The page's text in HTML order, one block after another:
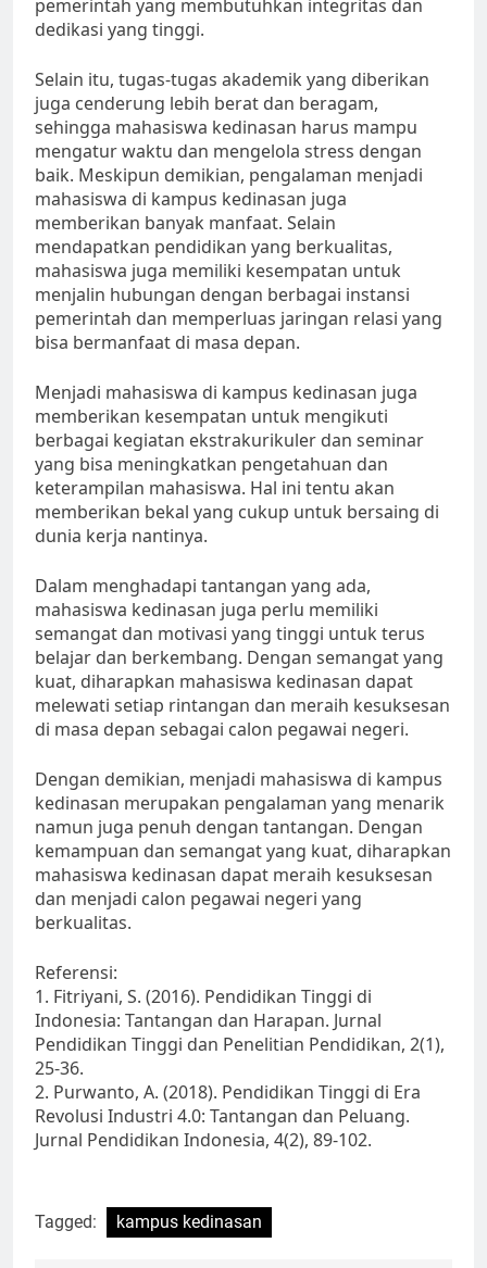
pemerintah yang membutuhkan integritas dan
dedikasi yang tinggi.
Selain itu, tugas-tugas akademik yang diberikan
juga cenderung lebih berat dan beragam,
sehingga mahasiswa kedinasan harus mampu
mengatur waktu dan mengelola stress dengan
baik. Meskipun demikian, pengalaman menjadi
mahasiswa di kampus kedinasan juga
memberikan banyak manfaat. Selain
mendapatkan pendidikan yang berkualitas,
mahasiswa juga memiliki kesempatan untuk
menjalin hubungan dengan berbagai instansi
pemerintah dan memperluas jaringan relasi yang
bisa bermanfaat di masa depan.
Menjadi mahasiswa di kampus kedinasan juga
memberikan kesempatan untuk mengikuti
berbagai kegiatan ekstrakurikuler dan seminar
yang bisa meningkatkan pengetahuan dan
keterampilan mahasiswa. Hal ini tentu akan
memberikan bekal yang cukup untuk bersaing di
dunia kerja nantinya.
Dalam menghadapi tantangan yang ada,
mahasiswa kedinasan juga perlu memiliki
semangat dan motivasi yang tinggi untuk terus
belajar dan berkembang. Dengan semangat yang
kuat, diharapkan mahasiswa kedinasan dapat
melewati setiap rintangan dan meraih kesuksesan
di masa depan sebagai calon pegawai negeri.
Dengan demikian, menjadi mahasiswa di kampus
kedinasan merupakan pengalaman yang menarik
namun juga penuh dengan tantangan. Dengan
kemampuan dan semangat yang kuat, diharapkan
mahasiswa kedinasan dapat meraih kesuksesan
dan menjadi calon pegawai negeri yang
berkualitas.
Referensi:
1. Fitriyani, S. (2016). Pendidikan Tinggi di
Indonesia: Tantangan dan Harapan. Jurnal
Pendidikan Tinggi dan Penelitian Pendidikan, 2(1),
25-36.
2. Purwanto, A. (2018). Pendidikan Tinggi di Era
Revolusi Industri 4.0: Tantangan dan Peluang.
Jurnal Pendidikan Indonesia, 4(2), 89-102.
Tagged: kampus kedinasan